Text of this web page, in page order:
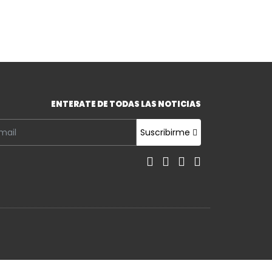
ENTERATE DE TODAS LAS NOTICIAS
Suscribirme